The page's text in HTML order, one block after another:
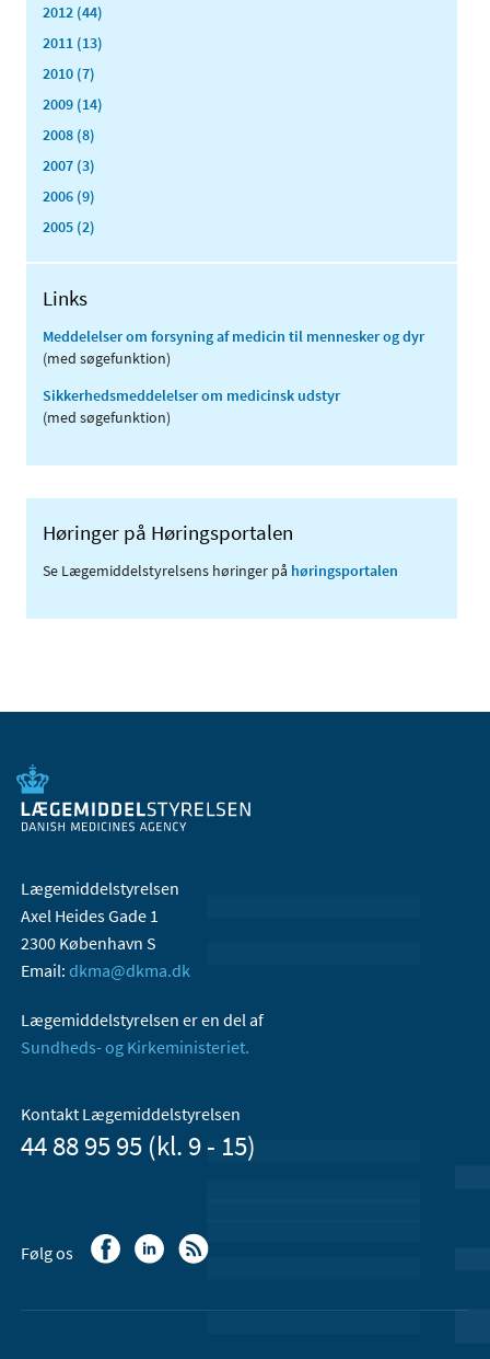
2012 (44)
2011 (13)
2010 (7)
2009 (14)
2008 (8)
2007 (3)
2006 (9)
2005 (2)
Links
Meddelelser om forsyning af medicin til mennesker og dyr
(med søgefunktion)
Sikkerhedsmeddelelser om medicinsk udstyr
(med søgefunktion)
Høringer på Høringsportalen
Se Lægemiddelstyrelsens høringer på høringsportalen
Lægemiddelstyrelsen
Axel Heides Gade 1
2300 København S
Email: dkma@dkma.dk
Lægemiddelstyrelsen er en del af
Sundheds- og Kirkeministeriet.
Kontakt Lægemiddelstyrelsen
44 88 95 95 (kl. 9 - 15)
Følg os